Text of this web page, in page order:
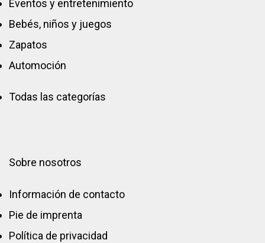
Eventos y entretenimiento
Bebés, niños y juegos
Zapatos
Automoción
Todas las categorías
Sobre nosotros
Información de contacto
Pie de imprenta
Política de privacidad